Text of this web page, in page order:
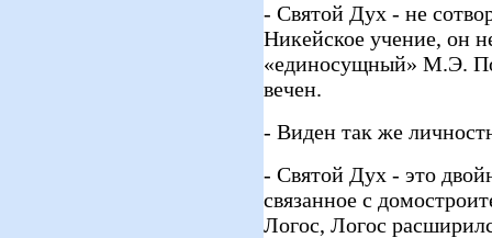
- Святой Дух - не
Никейское учение, он
«единосущный» М.Э.
вечен.
- Виден так же
- Святой Дух - это
связанное с
Логос, Логос